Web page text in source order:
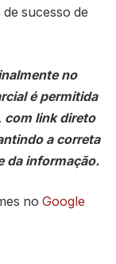
sucesso de
no
é permitida
com link direto
a correta
da informação.
no Google